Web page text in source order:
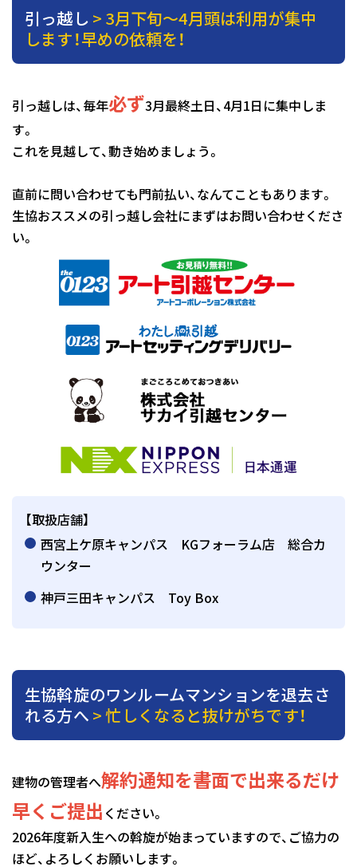
引っ越し > 3月下旬～4月頭は利用が集中
します！早めの依頼を！
引っ越しは、毎年必ず3月最終土日、4月1日に集中しま
す。
これを見越して、動き始めましょう。
直前に問い合わせても門前払い、なんてこともあります。
生協おススメの引っ越し会社にまずはお問い合わせくださ
い。
【取扱店舗】
西宮上ケ原キャンパス KGフォーラム店 総合カ
ウンター
神戸三田キャンパス Toy Box
生協斡旋のワンルームマンションを退去さ
れる方へ > 忙しくなると抜けがちです！
建物の管理者へ解約通知を書面で出来るだけ
早くご提出 ください。
2026年度新入生への斡旋が始まっていますので、ご協力の
ほど、よろしくお願いします。